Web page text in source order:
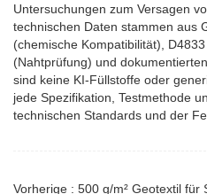
Untersuchungen zum Versagen
technischen Daten stammen aus
(chemische Kompatibilität),
(Nahtprüfung) und
sind keine KI-Füllstoffe oder
jede Spezifikation, Testmethode
technischen Standards und der